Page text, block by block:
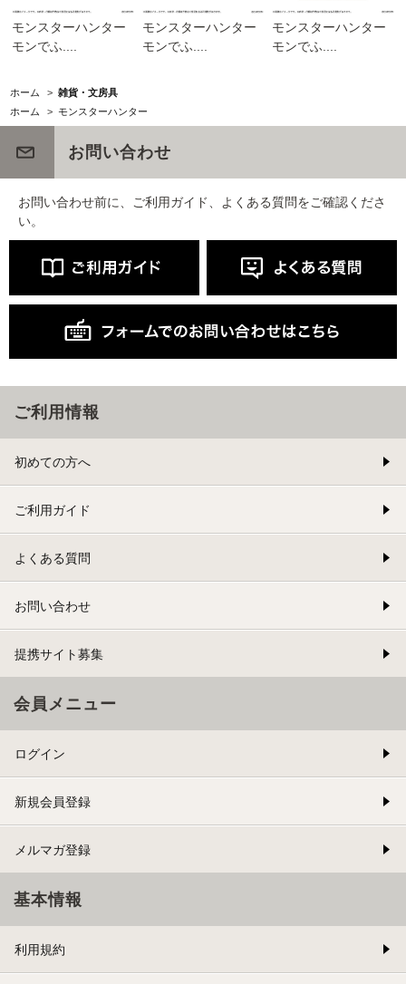
モンスターハンター
モンでふ....
モンスターハンター
モンでふ....
モンスターハンター
モンでふ....
ホーム > 雑貨・文房具
ホーム
> モンスターハンター
お問い合わせ
お問い合わせ前に、ご利用ガイド、よくある質問をご確認くださ
い。
ご利用情報
初めての方へ
ご利用ガイド
よくある質問
お問い合わせ
提携サイト募集
会員メニュー
ログイン
新規会員登録
メルマガ登録
基本情報
利用規約